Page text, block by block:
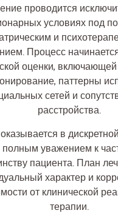
проводится
условиях под
и
Процесс
оценки,
паттерны
сетей и
расстройства.
в
полным уважением к
пациента. План
характер и
от клинической
терапии.